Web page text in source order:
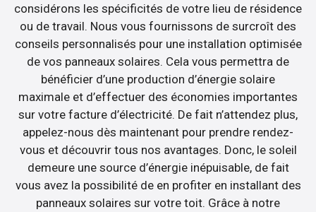
considérons les spécificités de votre lieu de résidence
ou de travail. Nous vous fournissons de surcroît des
conseils personnalisés pour une installation optimisée
de vos panneaux solaires. Cela vous permettra de
bénéficier d’une production d’énergie solaire
maximale et d’effectuer des économies importantes
sur votre facture d’électricité. De fait n’attendez plus,
appelez-nous dès maintenant pour prendre rendez-
vous et découvrir tous nos avantages. Donc, le soleil
demeure une source d’énergie inépuisable, de fait
vous avez la possibilité de en profiter en installant des
panneaux solaires sur votre toit. Grâce à notre